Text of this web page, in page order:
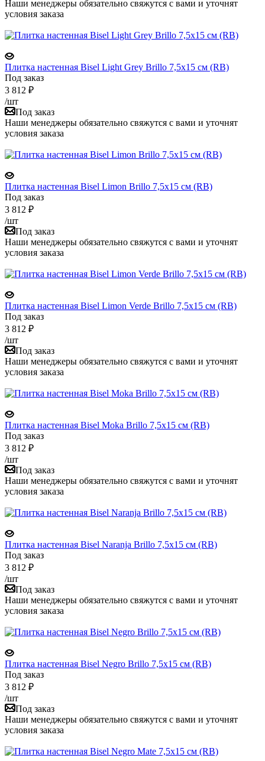
Наши менеджеры обязательно свяжутся с вами и уточнят
условия заказа
Плитка настенная Bisel Light Grey Brillo 7,5x15 см (RB)
Под заказ
3 812 ₽
/шт
Под заказ
Наши менеджеры обязательно свяжутся с вами и уточнят
условия заказа
Плитка настенная Bisel Limon Brillo 7,5x15 см (RB)
Под заказ
3 812 ₽
/шт
Под заказ
Наши менеджеры обязательно свяжутся с вами и уточнят
условия заказа
Плитка настенная Bisel Limon Verde Brillo 7,5x15 см (RB)
Под заказ
3 812 ₽
/шт
Под заказ
Наши менеджеры обязательно свяжутся с вами и уточнят
условия заказа
Плитка настенная Bisel Moka Brillo 7,5x15 см (RB)
Под заказ
3 812 ₽
/шт
Под заказ
Наши менеджеры обязательно свяжутся с вами и уточнят
условия заказа
Плитка настенная Bisel Naranja Brillo 7,5x15 см (RB)
Под заказ
3 812 ₽
/шт
Под заказ
Наши менеджеры обязательно свяжутся с вами и уточнят
условия заказа
Плитка настенная Bisel Negro Brillo 7,5x15 см (RB)
Под заказ
3 812 ₽
/шт
Под заказ
Наши менеджеры обязательно свяжутся с вами и уточнят
условия заказа